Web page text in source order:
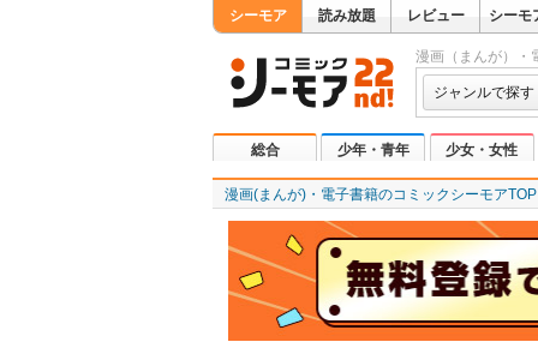
シーモア 読み放題 レビュー シーモ
漫画（まんが）・
ジャンルで探す
総合 少年・青年 少女・女性
漫画(まんが)・電子書籍のコミックシーモアTOP